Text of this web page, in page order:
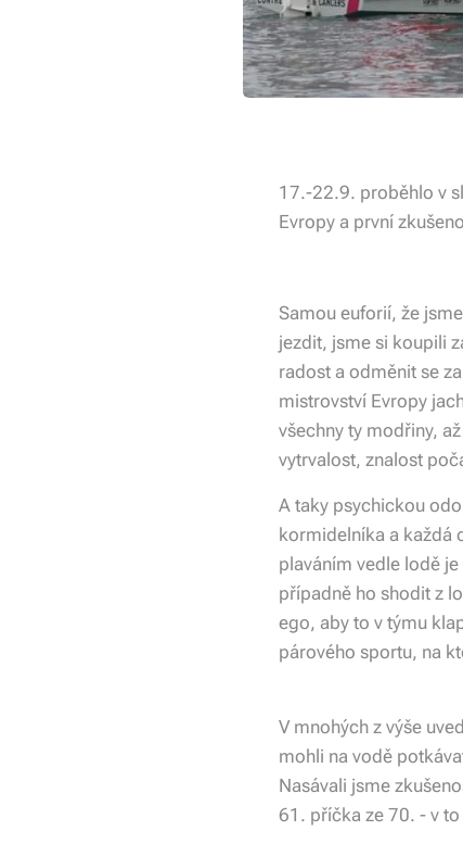
17.-22.9. proběhlo v
Evropy a první
Samou euforií, že
jezdit, jsme si koupili
radost a odměnit se
mistrovství Evropy
všechny ty modřiny,
vytrvalost, znalost
A taky psychickou
kormidelníka a každá
plaváním vedle lodě
případně ho shodit z
ego, aby to v týmu
párového sportu, na
V mnohých z výše
mohli na vodě
Nasávali jsme
61. příčka ze 70. - v